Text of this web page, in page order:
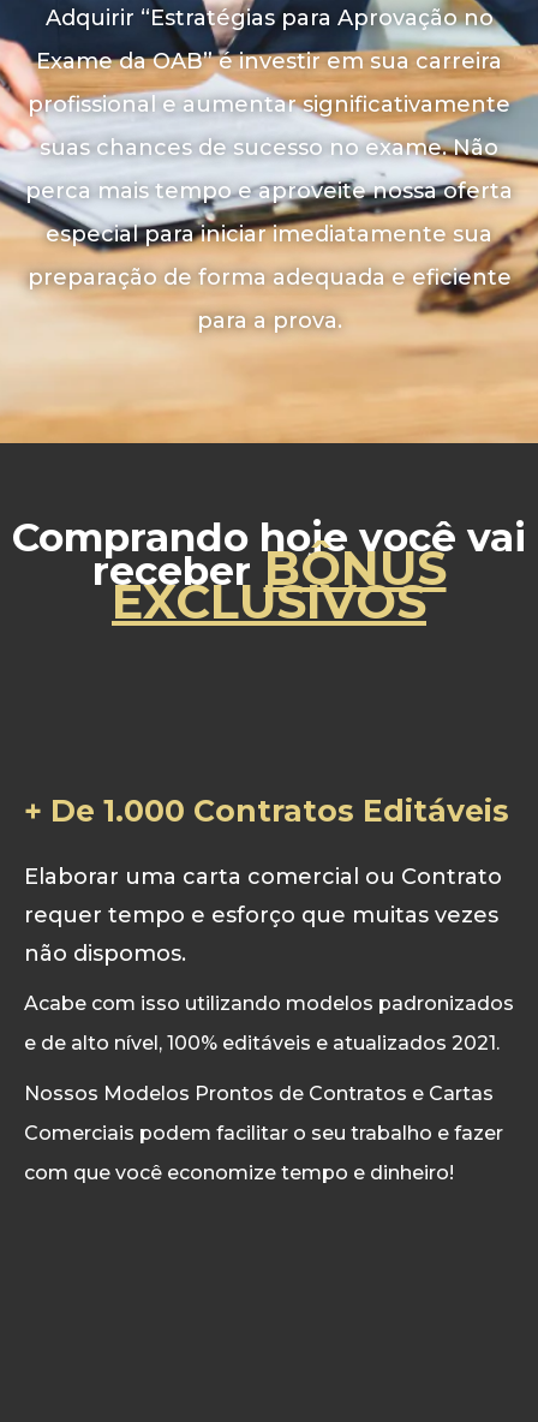
Adquirir “Estratégias para Aprovação no
Exame da OAB” é investir em sua carreira
profissional e aumentar significativamente
suas chances de sucesso no exame. Não
perca mais tempo e aproveite nossa oferta
especial para iniciar imediatamente sua
preparação de forma adequada e eficiente
para a prova.
Comprando hoje você vai
receber BÔNUS
EXCLUSIVOS
+ De 1.000 Contratos Editáveis
​Elaborar uma carta comercial ou Contrato
requer tempo e esforço que muitas vezes
não dispomos.
Acabe com isso utilizando modelos padronizados
e de alto nível, 100% editáveis e atualizados 2021.
Nossos Modelos Prontos de Contratos e Cartas
Comerciais podem facilitar o seu trabalho e fazer
com que você economize tempo e dinheiro!